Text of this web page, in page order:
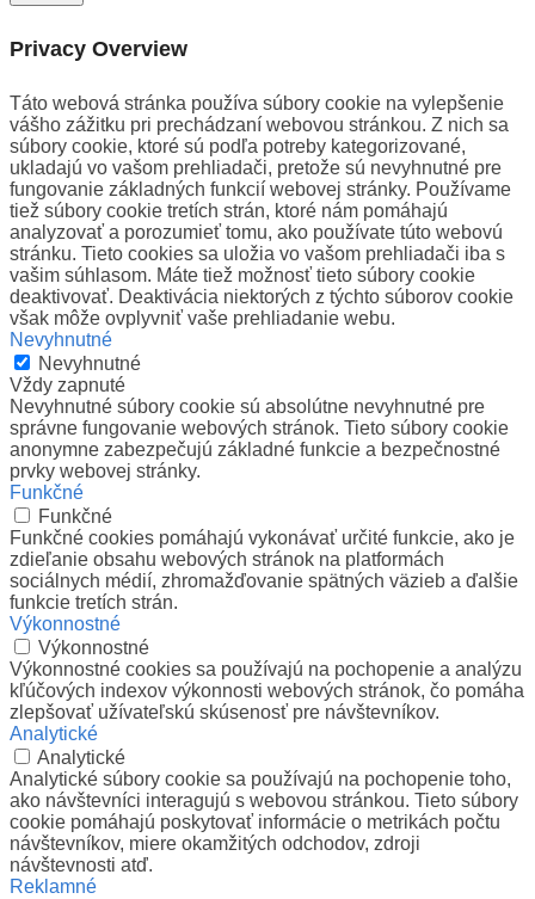
Privacy Overview
Táto webová stránka používa súbory cookie na vylepšenie
vášho zážitku pri prechádzaní webovou stránkou. Z nich sa
súbory cookie, ktoré sú podľa potreby kategorizované,
ukladajú vo vašom prehliadači, pretože sú nevyhnutné pre
fungovanie základných funkcií webovej stránky. Používame
tiež súbory cookie tretích strán, ktoré nám pomáhajú
analyzovať a porozumieť tomu, ako používate túto webovú
stránku. Tieto cookies sa uložia vo vašom prehliadači iba s
vašim súhlasom. Máte tiež možnosť tieto súbory cookie
deaktivovať. Deaktivácia niektorých z týchto súborov cookie
však môže ovplyvniť vaše prehliadanie webu.
Nevyhnutné
Nevyhnutné
Vždy zapnuté
Nevyhnutné súbory cookie sú absolútne nevyhnutné pre
správne fungovanie webových stránok. Tieto súbory cookie
anonymne zabezpečujú základné funkcie a bezpečnostné
prvky webovej stránky.
Funkčné
Funkčné
Funkčné cookies pomáhajú vykonávať určité funkcie, ako je
zdieľanie obsahu webových stránok na platformách
sociálnych médií, zhromažďovanie spätných väzieb a ďalšie
funkcie tretích strán.
Výkonnostné
Výkonnostné
Výkonnostné cookies sa používajú na pochopenie a analýzu
kľúčových indexov výkonnosti webových stránok, čo pomáha
zlepšovať užívateľskú skúsenosť pre návštevníkov.
Analytické
Analytické
Analytické súbory cookie sa používajú na pochopenie toho,
ako návštevníci interagujú s webovou stránkou. Tieto súbory
cookie pomáhajú poskytovať informácie o metrikách počtu
návštevníkov, miere okamžitých odchodov, zdroji
návštevnosti atď.
Reklamné